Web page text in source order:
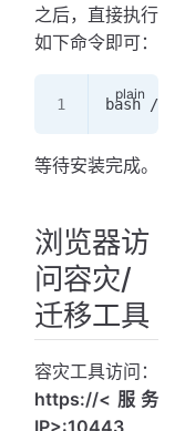
之后，直接执行
如下命令即可：
bash /
等待安装完成。
浏览器访
问容灾/
迁移工具
容灾工具访问：
https://<服务